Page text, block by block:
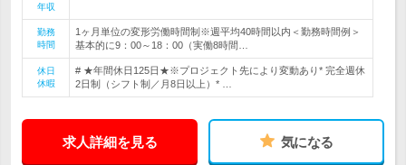
年収
勤務
時間
1ヶ月単位の変形労働時間制※週平均40時間以内＜勤務時間例＞
基本的に9：00～18：00（実働8時間…
休日
休暇
# ★年間休日125日★※プロジェクト先により変動あり* 完全週休
2日制（シフト制／月8日以上）* …
求人詳細を見る 気になる